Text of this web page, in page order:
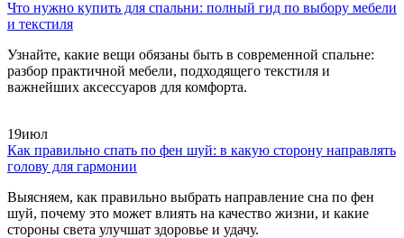
Что нужно купить для спальни: полный гид по выбору мебели
и текстиля
Узнайте, какие вещи обязаны быть в современной спальне:
разбор практичной мебели, подходящего текстиля и
важнейших аксессуаров для комфорта.
19июл
Как правильно спать по фен шуй: в какую сторону направлять
голову для гармонии
Выясняем, как правильно выбрать направление сна по фен
шуй, почему это может влиять на качество жизни, и какие
стороны света улучшат здоровье и удачу.